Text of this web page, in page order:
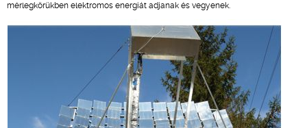
mérlegkörükben elektromos energiát adjanak és vegyenek.